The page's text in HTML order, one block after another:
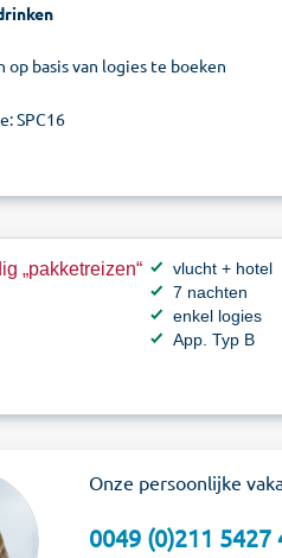
op basis van logies te boeken
SPC16
„pakketreizen“
vlucht + hotel
7 nachten
enkel logies
App. Typ B
Onze persoonlijke
0049 (0)211 5427